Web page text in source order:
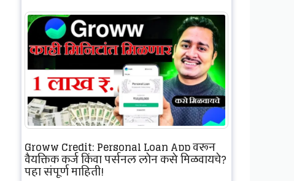
Groww Credit: Personal Loan App वरून
वैयक्तिक कर्ज किंवा पर्सनल लोन कसे मिळवायचे?
पहा संपूर्ण माहिती!